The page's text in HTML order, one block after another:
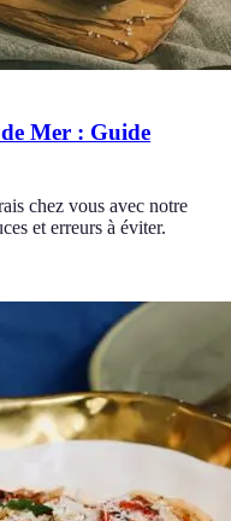
Mer : Guide
chez vous avec notre
et erreurs à éviter.